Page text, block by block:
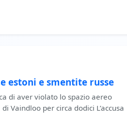
estoni e smentite russe
di aver violato lo spazio aereo
Vaindloo per circa dodici L’accusa